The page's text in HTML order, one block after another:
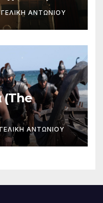
ιστορία
ΑΝΤΩΝΊΟΥ
(The
ΑΝΤΩΝΊΟΥ